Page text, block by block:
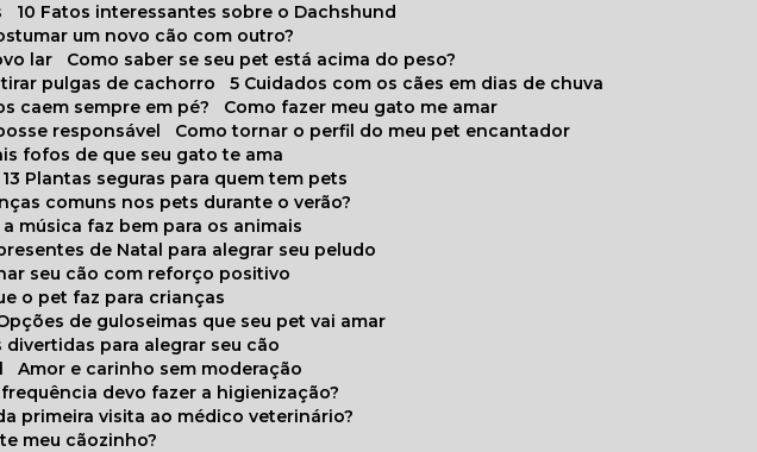
10 Fatos interessantes sobre o Dachshund
um novo cão com outro?
lar
Como saber se seu pet está acima do peso?
tirar pulgas de cachorro
5 Cuidados com os cães em dias de chuva
caem sempre em pé?
Como fazer meu gato me amar
responsável
Como tornar o perfil do meu pet encantador
fofos de que seu gato te ama
13 Plantas seguras para quem tem pets
comuns nos pets durante o verão?
a música faz bem para os animais
presentes de Natal para alegrar seu peludo
seu cão com reforço positivo
o pet faz para crianças
Opções de guloseimas que seu pet vai amar
divertidas para alegrar seu cão
Amor e carinho sem moderação
devo fazer a higienização?
primeira visita ao médico veterinário?
meu cãozinho?